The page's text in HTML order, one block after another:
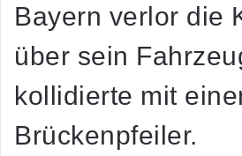
Bayern verlor die
über sein
kollidierte mit
Brückenpfeiler.